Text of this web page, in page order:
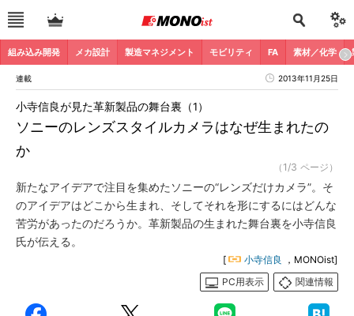
組み込み開発 メカ設計 製造マネジメント モビリティ FA 素材／化学
連載 2013年11月25日
ソニーのレンズスタイルカメラはなぜ生まれたの
か
小寺信良が見た革新製品の舞台裏（1）
（1/3 ページ）
新たなアイデアで注目を集めたソニーの“レンズだけカメラ”。そ
のアイデアはどこから生まれ、そしてそれを形にするにはどんな
苦労があったのだろうか。革新製品の生まれた舞台裏を小寺信良
氏が伝える。
[ 小寺信良
，MONOist]
PC用表示
関連情報